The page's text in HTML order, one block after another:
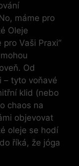
máme pro
Oleje
Vaši Praxi“
Od
– tyto voňavé
klid (nebo
chaos na
objevovat
oleje se hodí
říká, že jóga